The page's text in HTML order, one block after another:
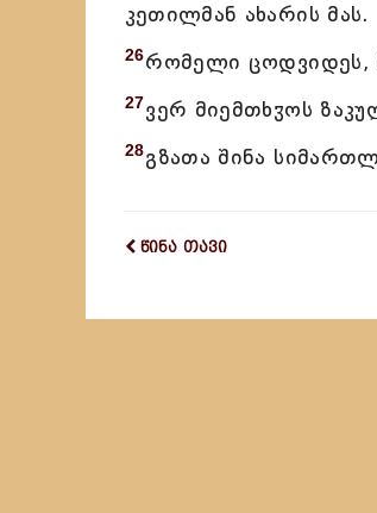
კეთილმან ახარის მას.
26რომელი ცოდვიდეს,
27ვერ მიემთხჳოს
28გზათა შინა
წინა თავი